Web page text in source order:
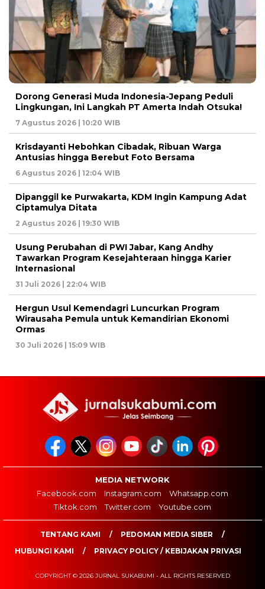
Dorong Generasi Muda Indonesia-Jepang Peduli
Lingkungan, Ini Langkah PT Amerta Indah Otsuka!
7 Agustus 2026 | 10:20 WIB
Krisdayanti Hebohkan Cibadak, Ribuan Warga
Antusias hingga Berebut Foto Bersama
6 Agustus 2026 | 12:04 WIB
Dipanggil ke Purwakarta, KDM Ingin Kampung Adat
Ciptamulya Ditata
2 Agustus 2026 | 19:30 WIB
Usung Perubahan di PWI Jabar, Kang Andhy
Tawarkan Program Kesejahteraan hingga Karier
Internasional
31 Juli 2026 | 22:04 WIB
Hergun Usul Kemendagri Luncurkan Program
Wirausaha Pemula untuk Kemandirian Ekonomi
Ormas
30 Juli 2026 | 15:09 WIB
MEDIA NETWORK
Facebook.com
Instagram.com
Whatsapp.com
Tiktok.com
Twitter.com Youtube.com
TENTANG KAMI
PEDOMAN MEDIA SIBER
HUBUNGI KAMI
PRIVACY POLICY / KEBIJAKAN PRIVASI
COPYRIGHT © 2026 JURNAL SUKABUMI - ALL RIGHTS RESERVED